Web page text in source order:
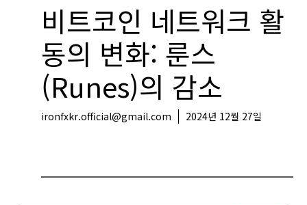
비트코인 네트워크 활
동의 변화: 룬스
(Runes)의 감소
ironfxkr.official@gmail.com 2024년 12월 27일